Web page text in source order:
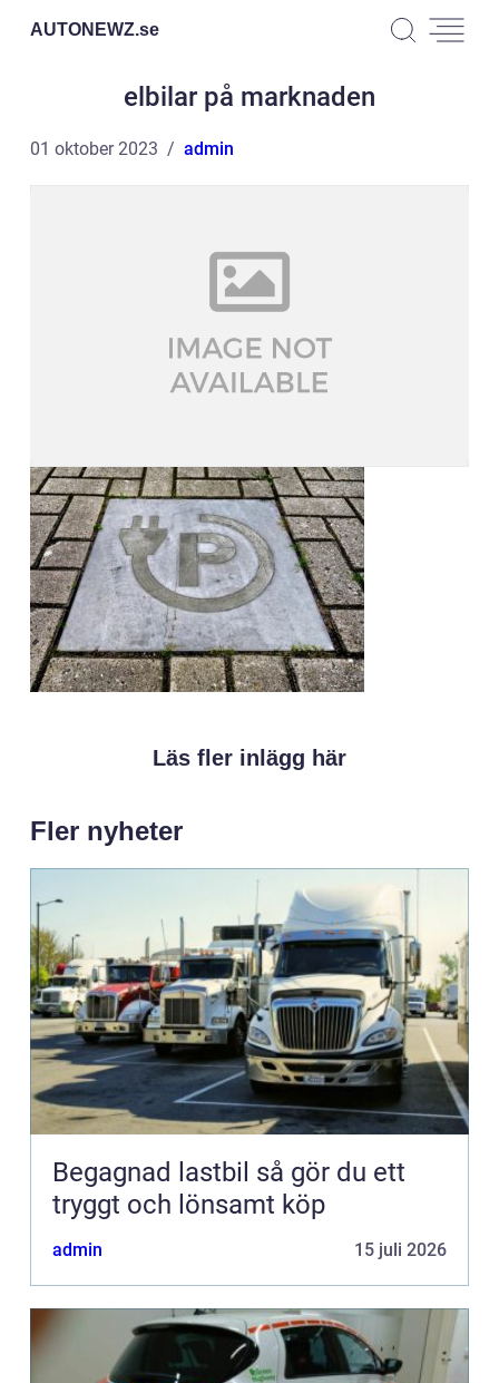
AUTONEWZ.se
elbilar på marknaden
01 oktober 2023 admin
Läs fler inlägg här
Fler nyheter
Begagnad lastbil så gör du ett
tryggt och lönsamt köp
admin 15 juli 2026